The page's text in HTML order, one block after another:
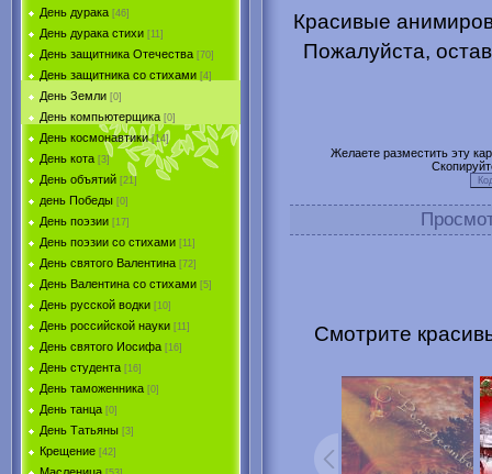
День дурака [46]
День дурака стихи [11]
День защитника Отечества [70]
День защитника со стихами [4]
День Земли [0]
День компьютерщика [0]
День космонавтики [14]
День кота [3]
День объятий [21]
день Победы [0]
День поэзии [17]
День поэзии со стихами [11]
День святого Валентина [72]
День Валентина со стихами [5]
День русской водки [10]
День российской науки [11]
День святого Иосифа [16]
День студента [16]
День таможенника [0]
День танца [0]
День Татьяны [3]
Крещение [42]
Красивые
Пожалуйста,
Желаете разместить эту
Смотрите